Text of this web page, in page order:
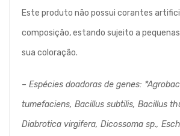
Este produto não possui corantes
composição, estando sujeito a
sua coloração.
– Espécies doadoras de genes:
tumefaciens, Bacillus subtilis, Bacillus
Diabrotica virgifera, Dicossoma sp.,